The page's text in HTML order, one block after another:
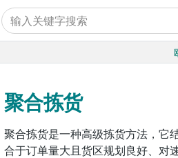
聚合拣货
聚合拣货是一种高级拣货方法，它
合于订单量大且货区规划良好、对